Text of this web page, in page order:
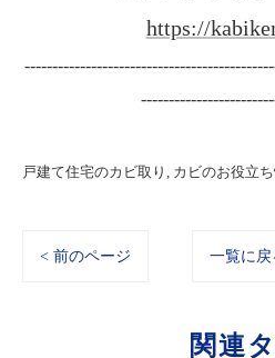
https://
戸建て住宅のカビ取り カビのお役立
< 前のページ 一覧に戻
関連